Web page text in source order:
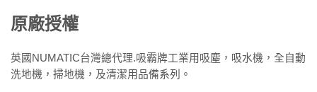
原廠授權
英國NUMATIC台灣總代理.吸霸牌工業用吸塵，吸水機，全自動
洗地機，掃地機，及清潔用品備系列。